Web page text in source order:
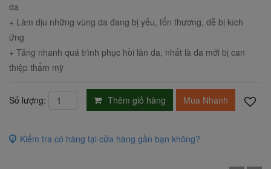
da
+ Làm dịu những vùng da đang bị yếu, tổn thương, dễ bị kích
ứng
+ Tăng nhanh quá trình phục hồi làn da, nhất là da mới bị can
thiệp thẩm mỹ
Số lượng: Thêm giỏ hàng Mua Nhanh
Kiểm tra có hàng tại cửa hàng gần bạn không?